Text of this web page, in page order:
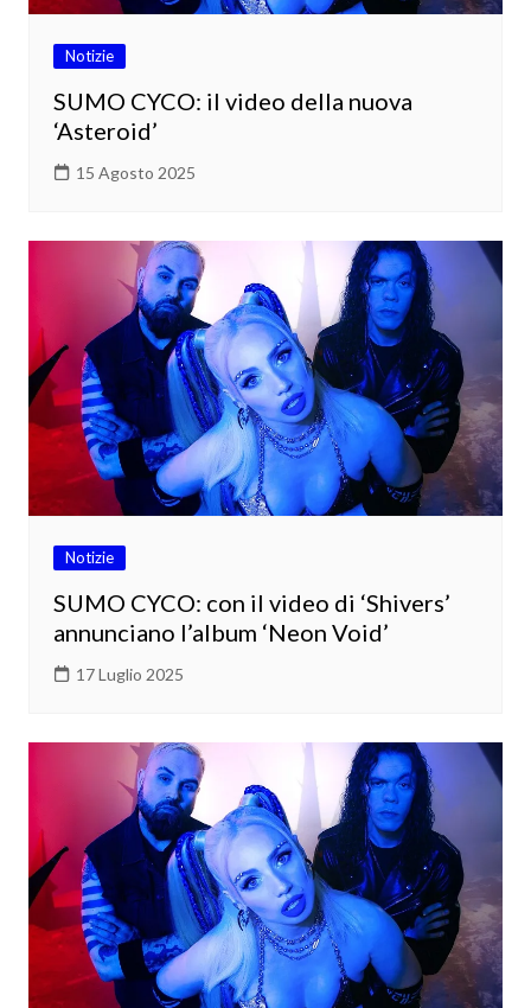
Notizie
SUMO CYCO: il video della nuova
‘Asteroid’
15 Agosto 2025
Notizie
SUMO CYCO: con il video di ‘Shivers’
annunciano l’album ‘Neon Void’
17 Luglio 2025